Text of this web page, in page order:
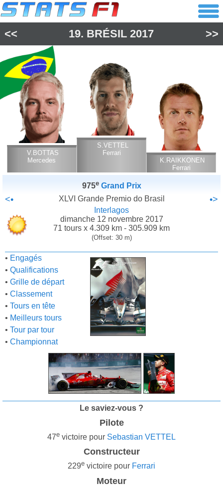
<< 19. BRÉSIL 2017 >>
V.BOTTAS
Mercedes
S.VETTEL
Ferrari
K.RAIKKONEN
Ferrari
975e Grand Prix
<• XLVI Grande Premio do Brasil •>
Interlagos
dimanche 12 novembre 2017
71 tours x 4.309 km - 305.909 km
(Offset: 30 m)
• Engagés
• Qualifications
• Grille de départ
• Classement
• Tours en tête
• Meilleurs tours
• Tour par tour
• Championnat
Le saviez-vous ?
Pilote
47e victoire pour Sebastian VETTEL
Constructeur
229e victoire pour Ferrari
Moteur